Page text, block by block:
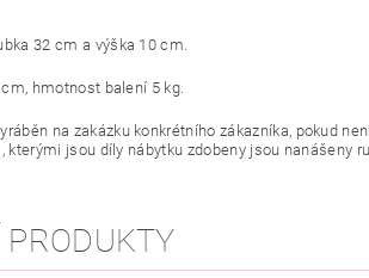
32 cm a výška 10 cm.
hmotnost balení 5 kg.
na zakázku konkrétního zákazníka, pokud
kterými jsou díly nábytku zdobeny jsou nanášeny